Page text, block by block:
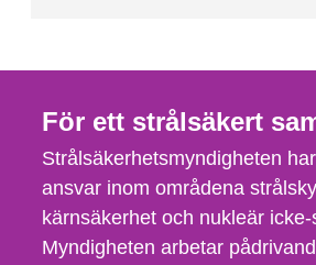
För ett strålsäkert
Strålsäkerhetsmyndigheten
ansvar inom områdena
kärnsäkerhet och nukleär
Myndigheten arbetar